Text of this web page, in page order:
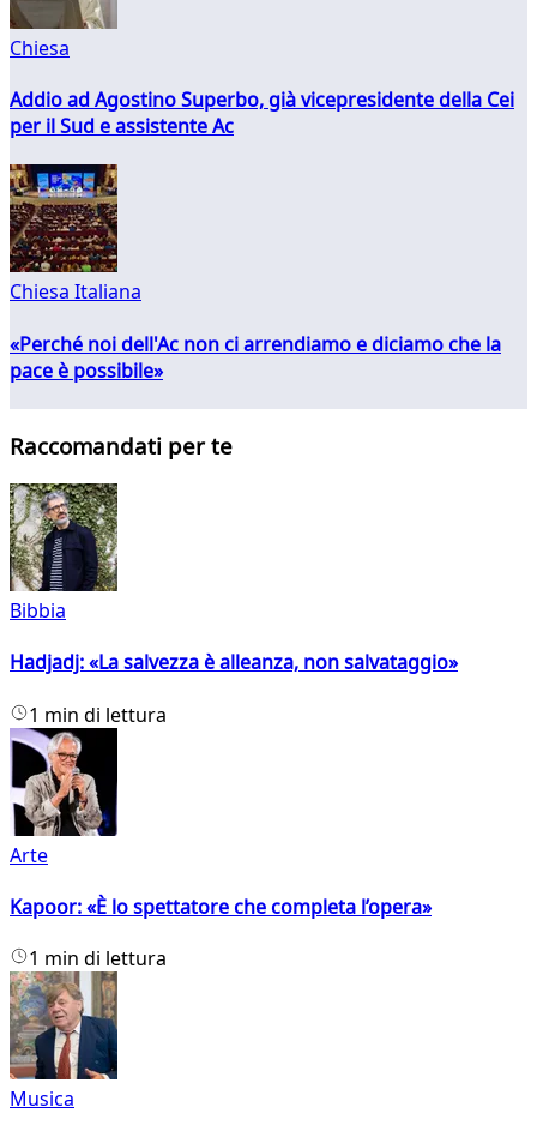
Chiesa
Addio ad Agostino Superbo, già vicepresidente della Cei
per il Sud e assistente Ac
Chiesa Italiana
«Perché noi dell'Ac non ci arrendiamo e diciamo che la
pace è possibile»
Raccomandati per te
Bibbia
Hadjadj: «La salvezza è alleanza, non salvataggio»
1 min di lettura
Arte
Kapoor: «È lo spettatore che completa l’opera»
1 min di lettura
Musica